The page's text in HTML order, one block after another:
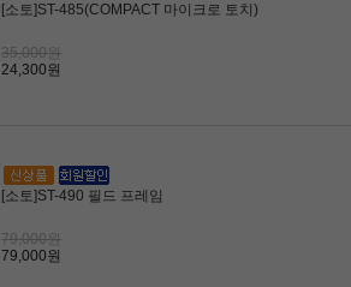
[소토]ST-485(COMPACT 마이크로 토치)
35,000원
24,300원
[소토]ST-490 필드 프레임
79,000원
79,000원